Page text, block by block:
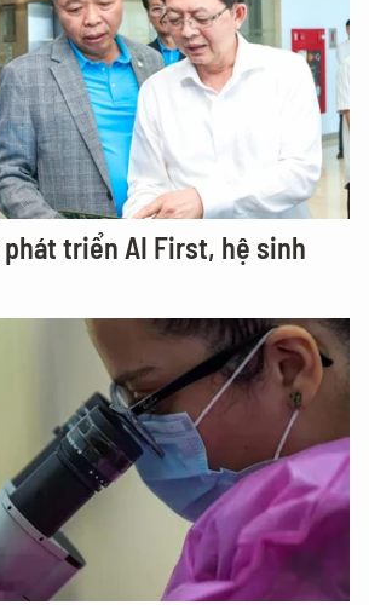
triển AI First, hệ sinh